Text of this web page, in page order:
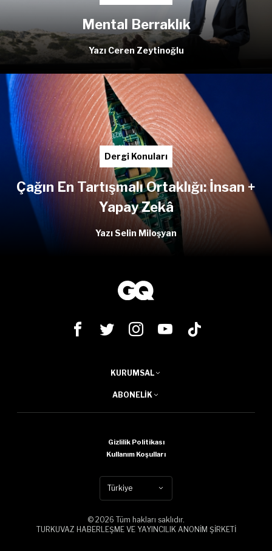
Mental Berraklık
Yazı Ceren Zeytinoğlu
Dergi Konuları
Çağın En Tartışmalı Ortaklığı: İnsan +
Yapay Zekâ
Yazı Selin Miloşyan
KURUMSAL
ABONELIK
Gizlilik Politikası
Kullanım Koşulları
Türkiye
© 2026 Tüm hakları saklıdır.
TURKUVAZ HABERLEŞME VE YAYINCILIK ANONİM ŞİRKETİ